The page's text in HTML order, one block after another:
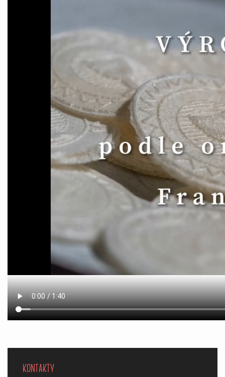
KONTAKTY